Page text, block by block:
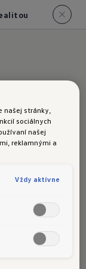
displej s
vášho
našej stránky,
sociálnych
našej
reklamnými a
Vždy aktívne